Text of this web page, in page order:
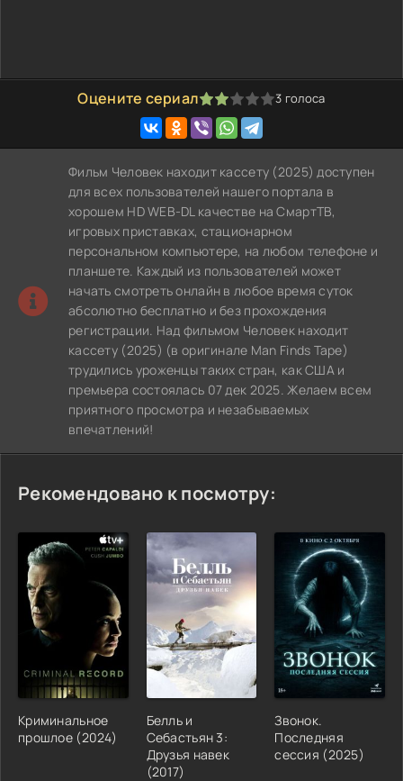
Оцените сериал
1 2 3 4 5 3 голоса
Фильм Человек находит кассету (2025) доступен
для всех пользователей нашего портала в
хорошем HD WEB-DL качестве на СмартТВ,
игровых приставках, стационарном
персональном компьютере, на любом телефоне и
планшете. Каждый из пользователей может
начать смотреть онлайн в любое время суток
абсолютно бесплатно и без прохождения
регистрации. Над фильмом Человек находит
кассету (2025) (в оригинале Man Finds Tape)
трудились уроженцы таких стран, как США и
премьера состоялась 07 дек 2025. Желаем всем
приятного просмотра и незабываемых
впечатлений!
Рекомендовано к посмотру:
Криминальное
прошлое (2024)
Белль и
Себастьян 3:
Друзья навек
(2017)
Звонок.
Последняя
сессия (2025)